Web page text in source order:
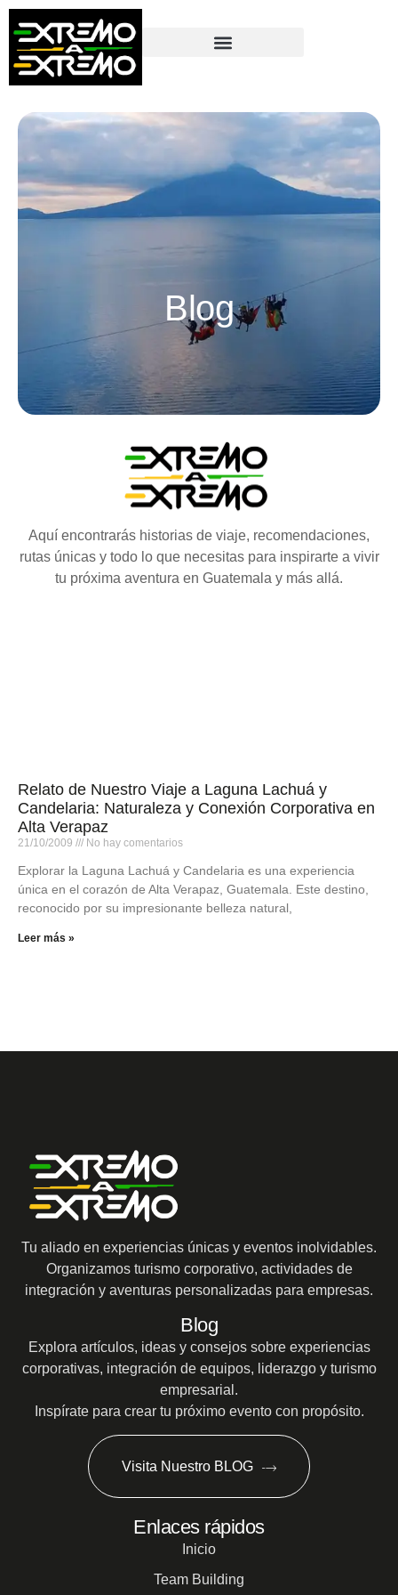
contenido
Blog
Aquí encontrarás historias de viaje, recomendaciones,
rutas únicas y todo lo que necesitas para inspirarte a vivir
tu próxima aventura en Guatemala y más allá.
Relato de Nuestro Viaje a Laguna Lachuá y
Candelaria: Naturaleza y Conexión Corporativa en
Alta Verapaz
21/10/2009 No hay comentarios
Explorar la Laguna Lachuá y Candelaria es una experiencia
única en el corazón de Alta Verapaz, Guatemala. Este destino,
reconocido por su impresionante belleza natural,
Leer más »
Tu aliado en experiencias únicas y eventos inolvidables.
Organizamos turismo corporativo, actividades de
integración y aventuras personalizadas para empresas.
Blog
Explora artículos, ideas y consejos sobre experiencias
corporativas, integración de equipos, liderazgo y turismo
empresarial.
Inspírate para crear tu próximo evento con propósito.
Visita Nuestro BLOG
Enlaces rápidos
Inicio
Team Building